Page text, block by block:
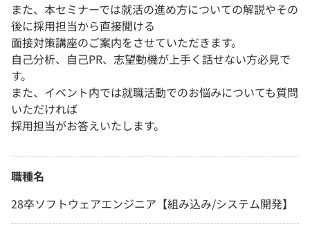
また、本セミナーでは就活の進め方についての解説やその
後に採用担当から直接聞ける
面接対策講座のご案内をさせていただきます。
自己分析、自己PR、志望動機が上手く話せない方必見で
す。
また、イベント内では就職活動でのお悩みについても質問
いただければ
採用担当がお答えいたします。
職種名
28卒ソフトウェアエンジニア【組み込み/システム開発】